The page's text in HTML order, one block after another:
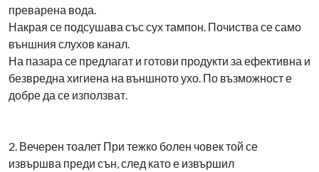
преварена вода.
Накрая се подсушава със сух тампон. Почиства се само
външния слухов канал.
На пазара се предлагат и готови продукти за ефективна и
безвредна хигиена на външното ухо. По възможност е
добре да се използват.
2. Вечерен тоалет При тежко болен човек той се
извършва преди сън, след като е извършил